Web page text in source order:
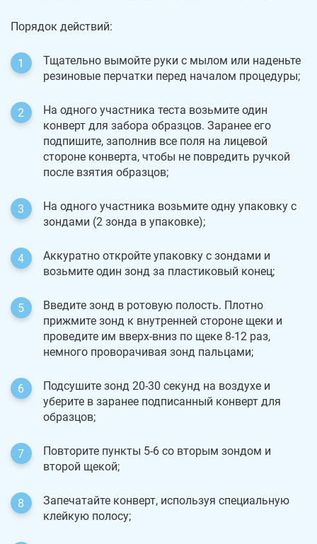
Порядок действий:
Тщательно вымойте руки с мылом или наденьте
резиновые перчатки перед началом процедуры;
На одного участника теста возьмите один
конверт для забора образцов. Заранее его
подпишите, заполнив все поля на лицевой
стороне конверта, чтобы не повредить ручкой
после взятия образцов;
На одного участника возьмите одну упаковку с
зондами (2 зонда в упаковке);
Аккуратно откройте упаковку с зондами и
возьмите один зонд за пластиковый конец;
Введите зонд в ротовую полость. Плотно
прижмите зонд к внутренней стороне щеки и
проведите им вверх-вниз по щеке 8-12 раз,
немного проворачивая зонд пальцами;
Подсушите зонд 20-30 секунд на воздухе и
уберите в заранее подписанный конверт для
образцов;
Повторите пункты 5-6 со вторым зондом и
второй щекой;
Запечатайте конверт, используя специальную
клейкую полосу;